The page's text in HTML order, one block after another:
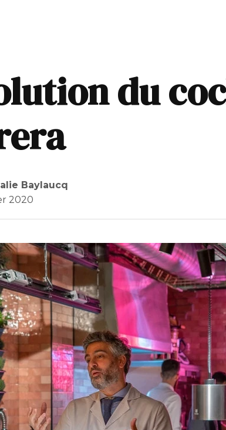
du
Baylaucq
2020